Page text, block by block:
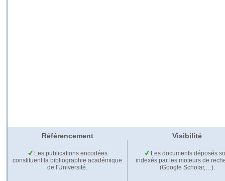
Référencement Visibilité
Les publications encodées
constituent la bibliographie académique
de l'Université.
Les documents déposés
indexés par les moteurs de
(Google Scholar,…).